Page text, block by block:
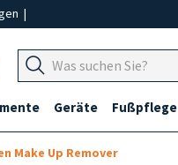
|
Geräte Fußpflege
Make Up Remover